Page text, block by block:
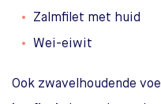
Zalmfilet met huid
Wei-eiwit
Ook zwavelhoudende